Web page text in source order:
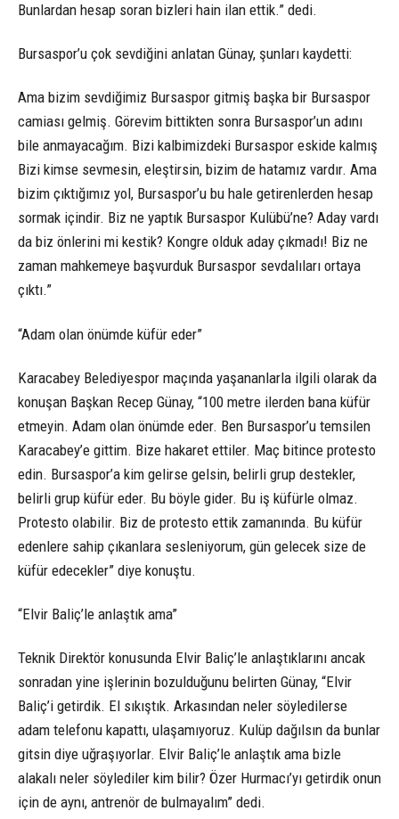
Bunlardan hesap soran bizleri hain ilan ettik.” dedi.
Bursaspor’u çok sevdiğini anlatan Günay, şunları kaydetti:
Ama bizim sevdiğimiz Bursaspor gitmiş başka bir Bursaspor
camiası gelmiş. Görevim bittikten sonra Bursaspor’un adını
bile anmayacağım. Bizi kalbimizdeki Bursaspor eskide kalmış
Bizi kimse sevmesin, eleştirsin, bizim de hatamız vardır. Ama
bizim çıktığımız yol, Bursaspor’u bu hale getirenlerden hesap
sormak içindir. Biz ne yaptık Bursaspor Kulübü’ne? Aday vardı
da biz önlerini mi kestik? Kongre olduk aday çıkmadı! Biz ne
zaman mahkemeye başvurduk Bursaspor sevdalıları ortaya
çıktı.”
“Adam olan önümde küfür eder”
Karacabey Belediyespor maçında yaşananlarla ilgili olarak da
konuşan Başkan Recep Günay, “100 metre ilerden bana küfür
etmeyin. Adam olan önümde eder. Ben Bursaspor’u temsilen
Karacabey’e gittim. Bize hakaret ettiler. Maç bitince protesto
edin. Bursaspor’a kim gelirse gelsin, belirli grup destekler,
belirli grup küfür eder. Bu böyle gider. Bu iş küfürle olmaz.
Protesto olabilir. Biz de protesto ettik zamanında. Bu küfür
edenlere sahip çıkanlara sesleniyorum, gün gelecek size de
küfür edecekler” diye konuştu.
“Elvir Baliç’le anlaştık ama”
Teknik Direktör konusunda Elvir Baliç’le anlaştıklarını ancak
sonradan yine işlerinin bozulduğunu belirten Günay, “Elvir
Baliç’i getirdik. El sıkıştık. Arkasından neler söyledilerse
adam telefonu kapattı, ulaşamıyoruz. Kulüp dağılsın da bunlar
gitsin diye uğraşıyorlar. Elvir Baliç’le anlaştık ama bizle
alakalı neler söylediler kim bilir? Özer Hurmacı’yı getirdik onun
için de aynı, antrenör de bulmayalım” dedi.